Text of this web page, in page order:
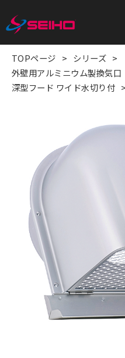
TOPページ
シリーズ
外壁用アルミニウム製換気口
深型フード ワイド水切り付